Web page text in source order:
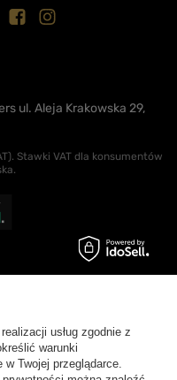
ul. Aleja Krakowska 29,
Stawki VAT dla konsumentów
.
usług zgodnie z
warunki
Twojej przeglądarce.